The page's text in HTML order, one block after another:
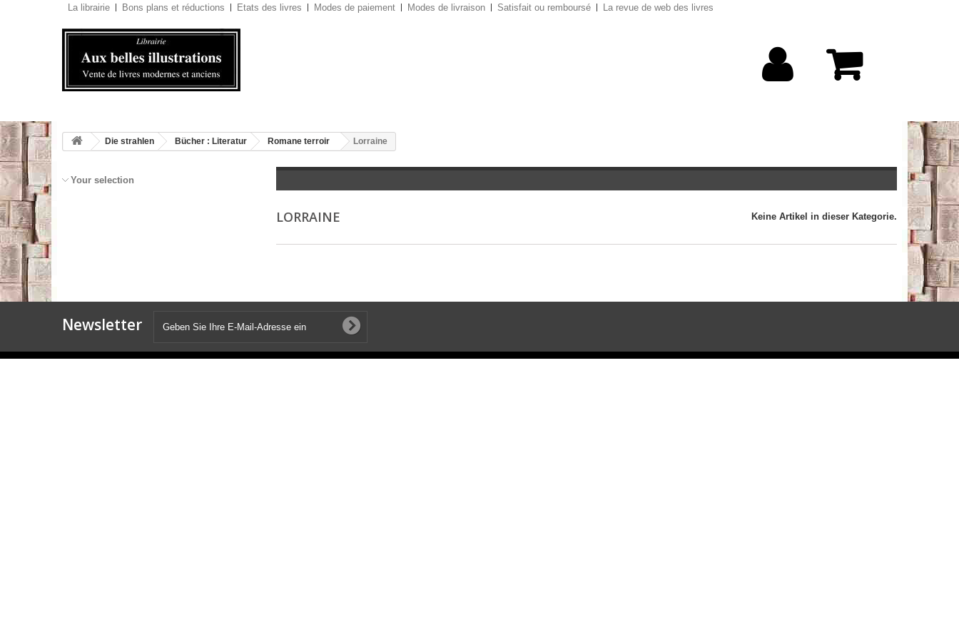
La librairie Bons plans et réductions Etats des livres Modes de paiement Modes de livraison Satisfait ou remboursé La revue de web des livres
Die strahlen Bücher : Literatur Romane terroir Lorraine
Your selection
LORRAINE Keine Artikel in dieser Kategorie.
Newsletter